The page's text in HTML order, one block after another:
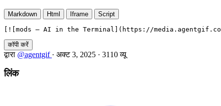
Markdown Html Iframe Script
[![mods — AI in the Terminal](https://
कॉपी करें
द्वारा @agentgif · अक्ट 3, 2025 · 3110 व्यू
लिंक